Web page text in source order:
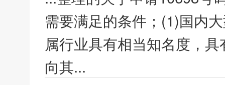
需要满足的条件；(1)国内
属行业具有相当知名度，
向其...